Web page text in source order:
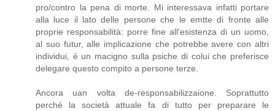
pro/contro la pena di morte. Mi interessava infatti portare
alla luce il lato delle persone che le emtte di fronte alle
proprie responsabilità: porre fine all'esistenza di un uomo,
al suo futur, alle implicazione che potrebbe avere con altri
individui, è un macigno sulla psiche di colui che preferisce
delegare questo compito a persone terze.
Ancora uan volta de-responsabilizzaione. Soprattutto
perché la società attuale fa di tutto per preparare le